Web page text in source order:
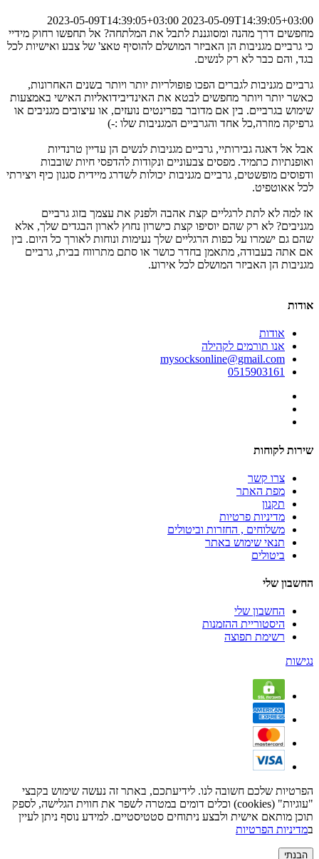
2023-05-09T14:39:05+03:00 2023-05-09T14:39:05+03:00
מחפשים דרך מהנה ומסוגננת לתבל את המלתחה? אל תחפשו רחוק מידיי
כי גרביים מגניבות הן האביזר המושלם להוסיף טאצ' של צבע ואישיות לכל
בגד, והם כבר לא רק לנשים.
גרביים מגניבות לגברים הפכו פופולריות יותר ויותר בשנים האחרונות,
כאשר יותר ויותר מחפשים לבטא את האינדיבידואליות האישי באמצעות
שימוש בגרביים. בין אם מדובר בפרינטים נועזים, או עיצובים מגניבים או
גרפיקה מוזרה,כל אחד והגרביים המגניבות שלו :-)
אבל אל דאגה גבירותיי, גרביים מגניבות לנשים הן עדיין טרנדיות
ואופנתיות כתמיד. מפסים צבעוניים ונקודות להדפסי חיות שובבות
ודפוסים מופשטים, גרביים מגניבות יכולות לשדרג מיידית סגנון כיף ויצירתי
לכל אאוטפיט.
אז למה לא לתת לרגליים קצת אהבה ולפנק את עצמך בזוג גרביים
מגניבים? לא רק שהם יוסיפו קצת כישרון נחוץ לארון הבגדים שלך, אלא
שהם גם ישמרו על כפות הרגליים שלך נעימות ונוחות לאורך כל היום. בין
אם אתה בעבודה, מתאמן בחדר כושר או סתם מתרווח בבית, גרביים
מגניבות הן האביזר המושלם לכל אירוע.
אודות
אודות
אנו תורמים לקהילה
mysocksonline@gmail.com
0515903161
שירות לקוחות
צרו קשר
מפת האתר
תקנון
מדיניות פרטיות
משלוחים , החזרות וביטולים
תנאי שימוש באתר
ביטולים
החשבון שלי
החשבון שלי
היסטוריית ההזמנות
רשימת תפוצה
נגישות
הפרטיות שלכם חשובה לנו. לידיעתכם, באתר זה נעשה שימוש בקבצי
"עוגיות" (cookies) וכלים דומים במטרה לשפר את חווית הגלישה, לספק
תוכן מותאם אישית ולבצע ניתוחים סטטיסטיים. למידע נוסף ניתן לעיין
במדיניות הפרטיות
הבנתי